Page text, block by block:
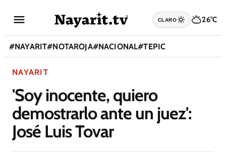
CLARO 26°C
#NAYARIT#NOTAROJA#NACIONAL#TEPIC
NAYARIT
'Soy inocente, quiero
demostrarlo ante un juez':
José Luis Tovar